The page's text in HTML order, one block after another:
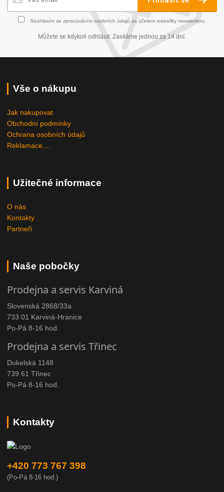
Souhlasím se zpracováním osobních údajů za účelem rozesílky newsletteru.
Můžete se kdykoli odhlásit. Zasíláme jednou za 14 dní.
Vše o nákupu
Jak nakupovat
Obchodní podmínky
Ochrana osobních údajů
Reklamace....
Užitečné informace
O nás
Kontakty
Partneři
Naše pobočky
Prodejna a servis Karviná
Slovenská 2868/33a
733 01 Karviná-Hranice
Po-Pá 8-16 hod.
Prodejna a servis Třinec
Dukelská 1148
739 61 Třinec
Po-Pá 8-16 hod.
Kontakty
+420 773 767 398
(Po-Pá 8-16 hod.)